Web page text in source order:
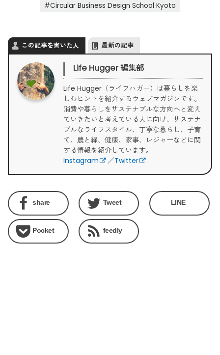
Circular Business Design School Kyoto
この記事を書いた人 最新の記事
Life Hugger 編集部
Life Hugger（ライフハガー）は暮らしを楽
しむヒントを紹介するウェブマガジンです。
消費や暮らしをサステナブルな方向へと変え
ていきたいと考えている人に向け、サステナ
ブルなライフスタイル、丁寧な暮らし、子育
て、農と緑、健康、家事、レジャーなどに関
する情報を紹介しています。
Instagram
／Twitter
share Tweet LINE
Pocket feedly